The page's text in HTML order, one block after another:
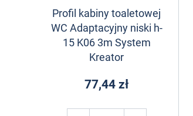
Profil kabiny toaletowej
WC Adaptacyjny niski h-
15 K06 3m System
Kreator
77,44 zł